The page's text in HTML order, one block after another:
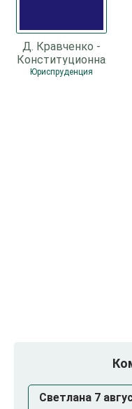
Д. Кравченко -
Конституционная
экономика
Юриспруденция
Светлана 7